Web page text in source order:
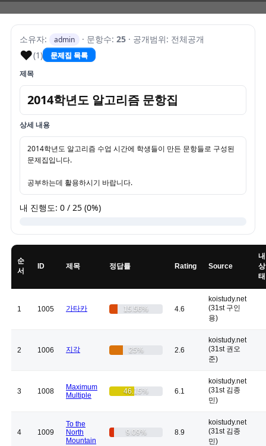
소유자: admin · 문항수: 25 · 공개범위: 전체공개
♥(1)
문제집 목록
제목
2014학년도 알고리즘 문항집
상세 내용
2014학년도 알고리즘 수업 시간에 학생들이 만든 문항들로 구성된
문제집입니다.
공부하는데 활용하시기 바랍니다.
내 진행도: 0 / 25 (0%)
순
서
ID 제목 정답률 Rating Source
내
상
태
1 1005 가타카 15.56% 4.6
koistudy.net
(31st 구인
용)
2 1006 지각 25% 2.6
koistudy.net
(31st 권오
준)
3 1008
Maximum
Multiple
46.15% 6.1
koistudy.net
(31st 김종
민)
4 1009
To the
North
Mountain
9.09% 8.9
koistudy.net
(31st 김종
민)